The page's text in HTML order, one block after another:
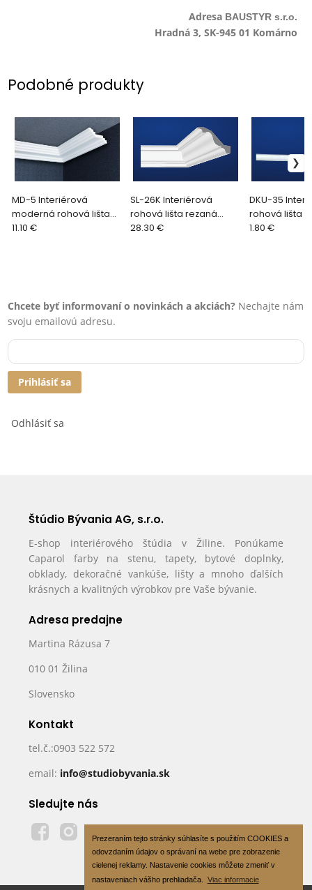
Prezeraním tejto stránky súhlasíte s použitím COOKIES a
odovzdaním údajov o správaní na webe pre zobrazenie
cielenej reklamy. Nastavenie cookies môžete zmeniť v
nastaveniach vášho prehliadača.
Viac informacie
Adresa BAUSTYR s.r.o.
Hradná 3, SK-945 01 Komárno
Podobné produkty
MD-5 Interiérová
moderná rohová lišta
BAUSTYR 120 x 70 mm
11.10 €
SL-26K Interiérová
rohová lišta rezaná
BAUSTYR 145 x 195 mm
28.30 €
DKU-35
rohová lišta
BAUSTYR 35
1.80 €
Chcete byť informovaní o novinkách a akciách? Nechajte nám
svoju emailovú adresu.
Prihlásiť sa
Odhlásiť sa
Štúdio Bývania AG, s.r.o.
E-shop interiérového štúdia v Žiline. Ponúkame
Caparol farby na stenu, tapety, bytové doplnky,
obklady, dekoračné vankúše, lišty a mnoho ďalších
krásnych a kvalitných výrobkov pre Vaše bývanie.
Adresa predajne
Martina Rázusa 7
010 01 Žilina
Slovensko
Kontakt
tel.č.:0903 522 572
email: info@studiobyvania.sk
Sledujte nás